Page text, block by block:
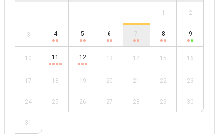
- - - - - 1 2
3 4 5 6 7 8 9
10 11 12 13 14 15 16
17 18 19 20 21 22 23
24 25 26 27 28 29 30
31